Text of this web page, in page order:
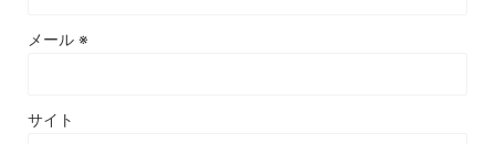
メール ※
サイト